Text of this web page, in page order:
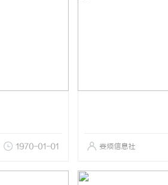
1970-01-01 娄烦信息社